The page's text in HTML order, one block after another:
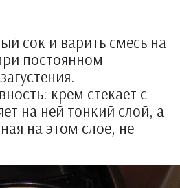
сок и варить смесь на
постоянном
крем стекает с
на ней тонкий слой, а
на этом слое, не